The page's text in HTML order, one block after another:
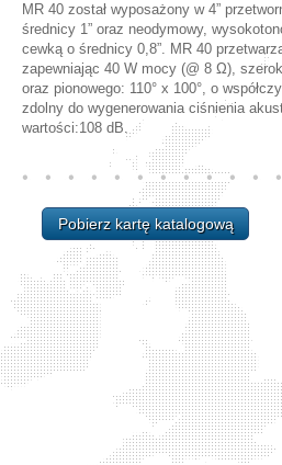
MR 40 został wyposażony w 4”
średnicy 1” oraz neodymowy,
cewką o średnicy 0,8”. MR 40
zapewniając 40 W mocy (@ 8 Ω),
oraz pionowego: 110° x 100°, o
zdolny do wygenerowania ciśnienia
wartości:108 dB.
Pobierz kartę katalogową